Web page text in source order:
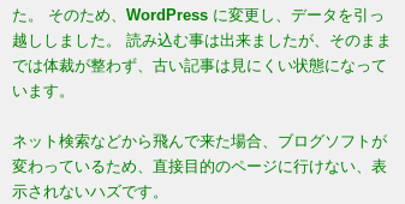
た。 そのため、 WordPress に変更し、データを引っ
越ししました。 読み込む事は出来ましたが、そのまま
では体裁が整わず、古い記事は見にくい状態になって
います。
ネット検索などから飛んで来た場合、ブログソフトが
変わっているため、直接目的のページに行けない、表
示されないハズです。